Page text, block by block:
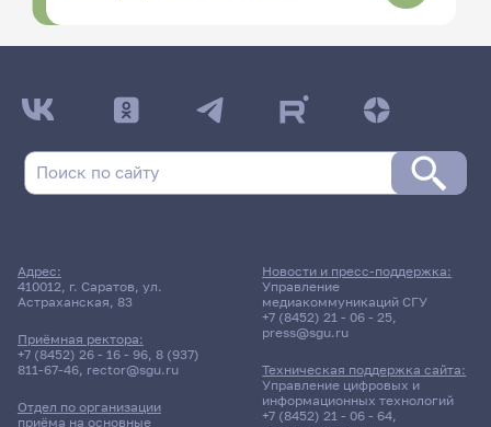
Адрес:
410012, г. Саратов, ул.
Астраханская, 83
Приёмная ректора:
+7 (8452) 26 - 16 - 96, 8 (937)
811-67-46, rector@sgu.ru
Отдел по организации
приёма на основные
Новости и пресс-поддержка:
Управление
медиакоммуникаций СГУ
+7 (8452) 21 - 06 - 25,
press@sgu.ru
Техническая поддержка сайта:
Управление цифровых и
информационных технологий
+7 (8452) 21 - 06 - 64,